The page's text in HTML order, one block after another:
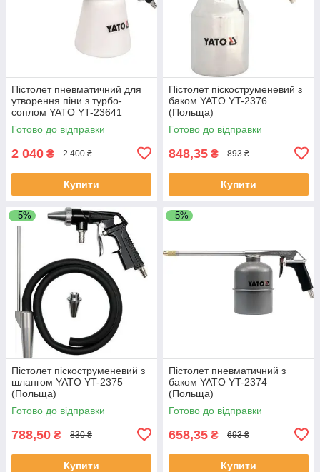
Пістолет пневматичний для
утворення піни з турбо-
соплом YATO YT-23641
(Польща)
Готово до відправки
2 040 ₴ 2 400 ₴
Купити
Пістолет піскоструменевий з
баком YATO YT-2376
(Польща)
Готово до відправки
848,35 ₴ 893 ₴
Купити
–5%
Пістолет піскоструменевий з
шлангом YATO YT-2375
(Польща)
Готово до відправки
788,50 ₴ 830 ₴
Купити
–5%
Пістолет пневматичний з
баком YATO YT-2374
(Польща)
Готово до відправки
658,35 ₴ 693 ₴
Купити